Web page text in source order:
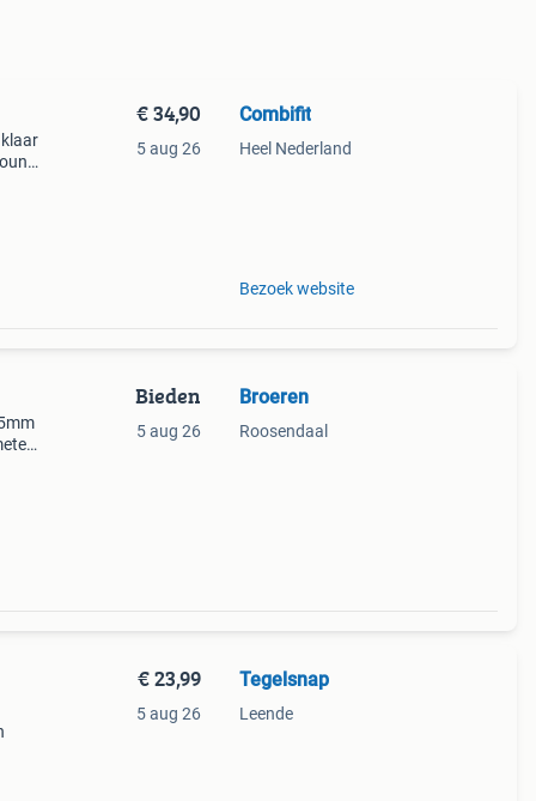
€ 34,90
5 aug 26
Combifit
Heel Nederland
Bezoek website
Bieden
5 aug 26
Broeren
Roosendaal
€ 23,99
5 aug 26
Tegelsnap
Leende